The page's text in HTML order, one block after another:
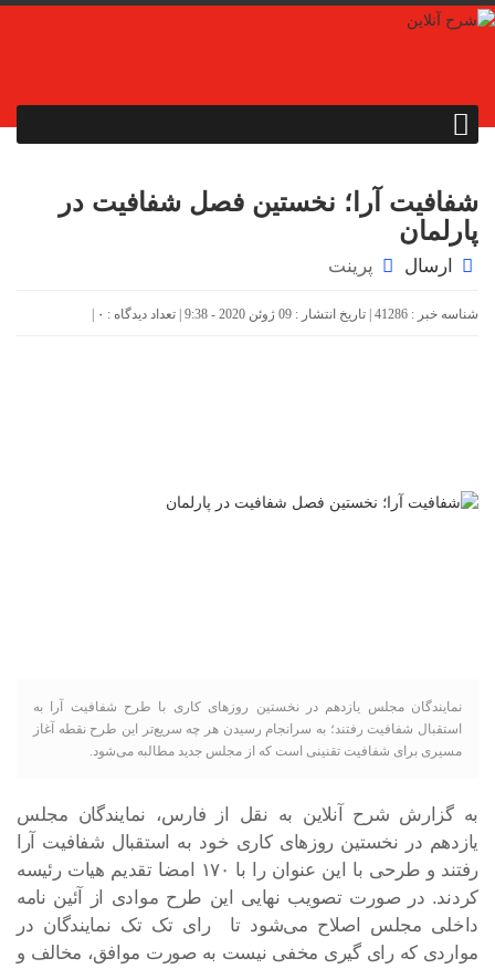
شفافیت آرا؛ نخستین فصل شفافیت در
پارلمان
ارسال پرینت
شناسه خبر : 41286 | تاریخ انتشار : 09 ژوئن 2020 - 9:38 | تعداد دیدگاه : ۰
نمایندگان مجلس یازدهم در نخستین روزهای کاری با طرح شفافیت آرا به
استقبال شفافیت رفتند؛ به سرانجام رسیدن هر چه سریع‌تر این طرح نقطه آغاز
مسیری برای شفافیت تقنینی است که از مجلس جدید مطالبه می‌شود.
به گزارش شرح آنلاین به نقل از فارس، نمایندگان مجلس
یازدهم در نخستین روزهای کاری خود به استقبال شفافیت آرا
رفتند و طرحی با این عنوان را با ۱۷۰ امضا تقدیم هیات رئیسه
کردند. در صورت تصویب نهایی این طرح موادی از آئین نامه
داخلی مجلس اصلاح می‌شود تا رای تک تک نمایندگان در
مواردی که رای گیری مخفی نیست به صورت موافق، مخالف و